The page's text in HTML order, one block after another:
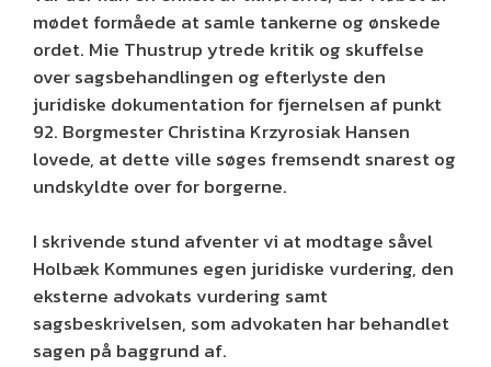
mødet formåede at samle tankerne og ønskede
ordet. Mie Thustrup ytrede kritik og skuffelse
over sagsbehandlingen og efterlyste den
juridiske dokumentation for fjernelsen af punkt
92. Borgmester Christina Krzyrosiak Hansen
lovede, at dette ville søges fremsendt snarest og
undskyldte over for borgerne.
I skrivende stund afventer vi at modtage såvel
Holbæk Kommunes egen juridiske vurdering, den
eksterne advokats vurdering samt
sagsbeskrivelsen, som advokaten har behandlet
sagen på baggrund af.